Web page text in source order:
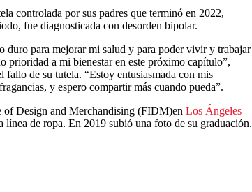
controlada por sus padres que terminó en 2022,
fue diagnosticada con desorden bipolar.
duro para mejorar mi salud y para poder vivir y trabajar
prioridad a mi bienestar en este próximo capítulo”,
de su tutela. “Estoy entusiasmada con mis
y espero compartir más cuando pueda”.
of Design and Merchandising (FIDM)en Los Ángeles
línea de ropa. En 2019 subió una foto de su graduación.